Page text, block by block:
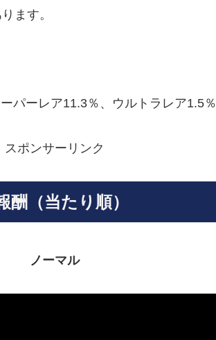
ます。
パーレア11.3％、ウルトラレア1.5％
スポンサーリンク
酬（当たり順）
ノーマル